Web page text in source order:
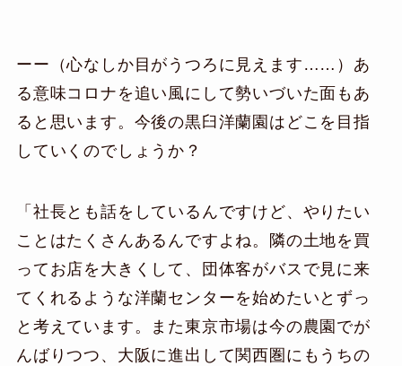
ーー（心なしか目がうつろに見えます……）あ
る意味コロナを追い風にして勢いづいた面もあ
ると思います。今後の黒臼洋蘭園はどこを目指
していくのでしょうか？
「社長とも話をしているんですけど、やりたい
ことはたくさんあるんですよね。隣の土地を買
ってお店を大きくして、団体客がバスで見に来
てくれるような洋蘭センターを始めたいとずっ
と考えています。また東京市場は今の農園でが
んばりつつ、大阪に進出して関西圏にもうちの